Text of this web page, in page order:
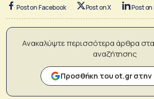
Post on Facebook Post on X Post
Ανακαλύψτε περισσότερα άρθρα
αναζήτησης
Προσθήκη του ot.gr στην